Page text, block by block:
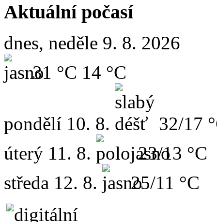
Aktuální počasí
dnes, neděle 9. 8. 2026
31 °C 14 °C
pondělí 10. 8.
32/17
úterý 11. 8.
23/13 °C
středa 12. 8. 25/11 °C